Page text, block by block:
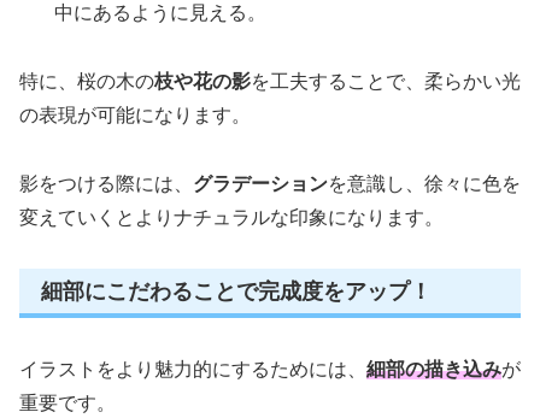
中にあるように見える。
特に、桜の木の枝や花の影を工夫することで、柔らかい光
の表現が可能になります。
影をつける際には、 グラデーションを意識し、徐々に色を
変えていくとよりナチュラルな印象になります。
細部にこだわることで完成度をアップ！
イラストをより魅力的にするためには、 細部の描き込みが
重要です。